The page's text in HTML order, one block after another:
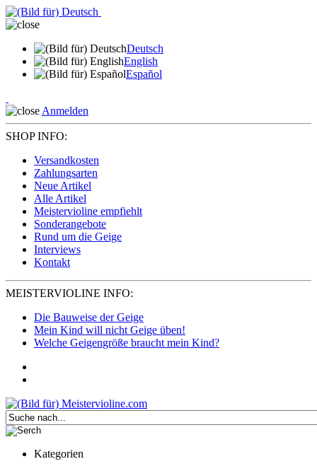
Deutsch
English
Español
Anmelden
SHOP INFO:
Versandkosten
Zahlungsarten
Neue Artikel
Alle Artikel
Meistervioline empfiehlt
Sonderangebote
Rund um die Geige
Interviews
Kontakt
MEISTERVIOLINE INFO:
Die Bauweise der Geige
Mein Kind will nicht Geige üben!
Welche Geigengröße braucht mein Kind?
Kategorien